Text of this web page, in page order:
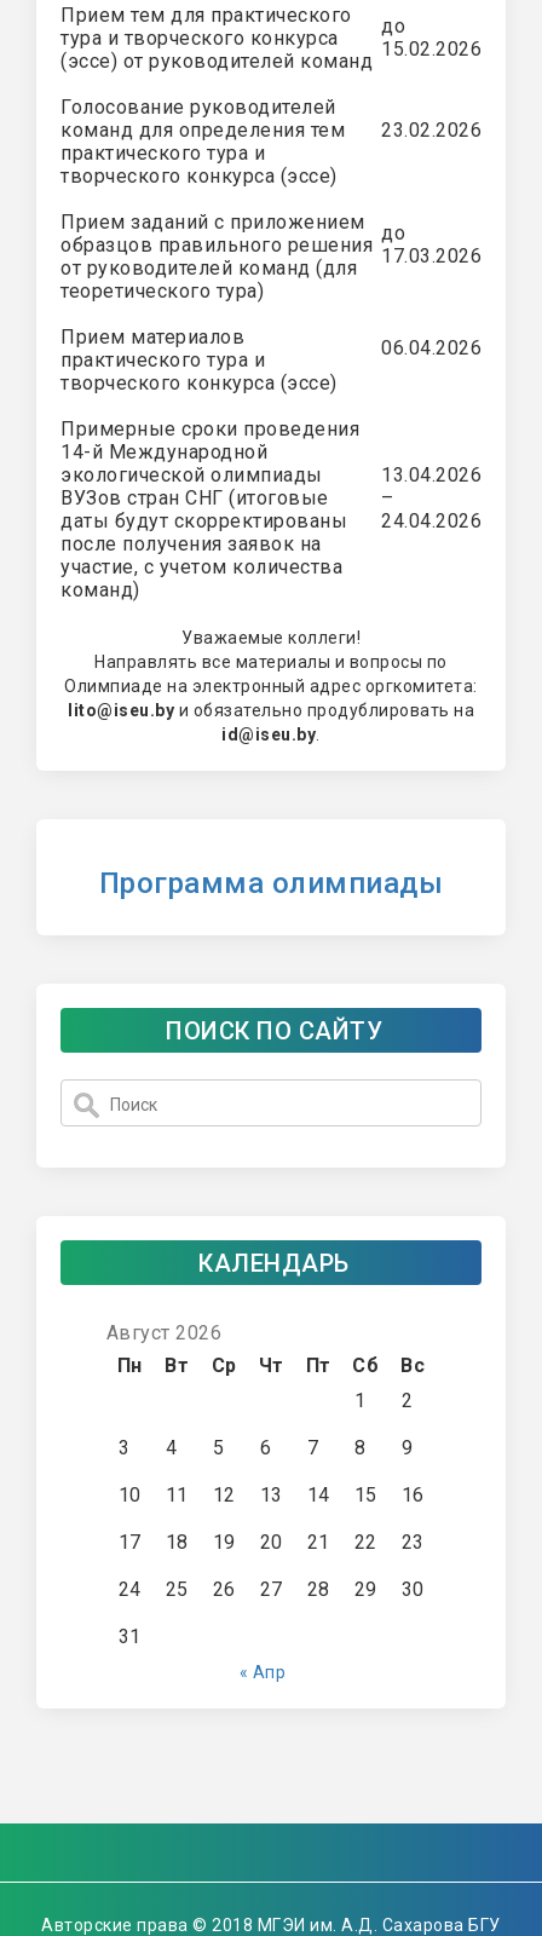
Прием тем для практического
тура и творческого конкурса
(эссе) от руководителей команд
до
15.02.2026
Голосование руководителей
команд для определения тем
практического тура и
творческого конкурса (эссе)
23.02.2026
Прием заданий с приложением
образцов правильного решения
от руководителей команд (для
теоретического тура)
до
17.03.2026
Прием материалов
практического тура и
творческого конкурса (эссе)
06.04.2026
Примерные сроки проведения
14-й Международной
экологической олимпиады
ВУЗов стран СНГ (итоговые
даты будут скорректированы
после получения заявок на
участие, с учетом количества
команд)
13.04.2026
–
24.04.2026
Уважаемые коллеги!
Направлять все материалы и вопросы по
Олимпиаде на электронный адрес оргкомитета:
lito@iseu.by и обязательно продублировать на
id@iseu.by
Программа олимпиады
ПОИСК ПО САЙТУ
КАЛЕНДАРЬ
Август 2026
Пн
Вт Ср Чт Пт Сб
Вс
1
2
3 4 5 6 7 8 9
10 11 12 13 14 15 16
17 18 19 20 21 22 23
24 25 26 27 28 29 30
31
« Апр
Авторские права © 2018 МГЭИ им. А.Д. Сахарова БГУ